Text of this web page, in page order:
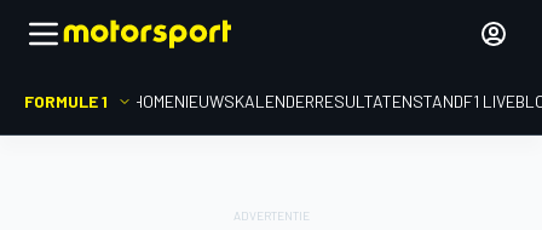
FORMULE 1 HOMENIEUWSKALENDERRESULTATENSTANDF1